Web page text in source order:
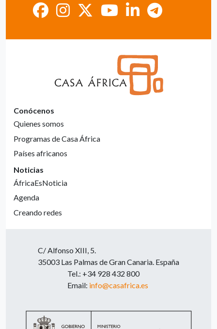
Conócenos
Quienes somos
Programas de Casa África
Países africanos
Noticias
ÁfricaEsNoticia
Agenda
Creando redes
C/ Alfonso XIII, 5.
35003 Las Palmas de Gran Canaria. España
Tel.: +34 928 432 800
Email: info@casafrica.es